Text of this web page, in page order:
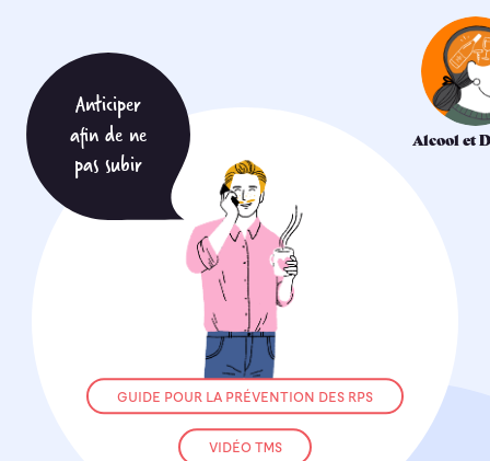
Anticiper
afin de ne
pas subir
GUIDE POUR LA PRÉVENTION DES RPS
VIDÉO TMS
Alcool et
GUIDE ALCOOL